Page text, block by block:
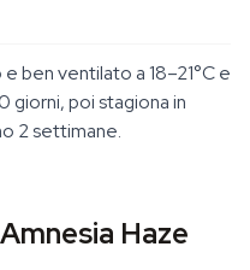
ben ventilato a 18–21°C e
giorni, poi stagiona in
2 settimane.
Haze